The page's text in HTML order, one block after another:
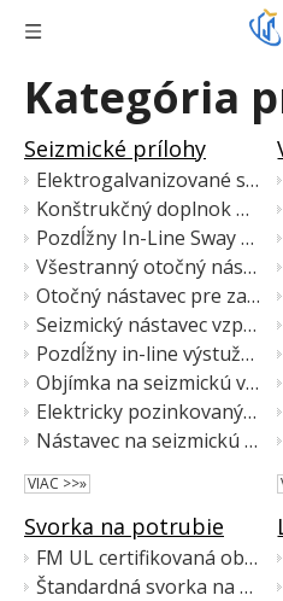
Kategória
Seizmické prílohy
Elektrogalvanizované seizmické podporné potrubie UTT63
Konštrukčný doplnok UTT10Q
Pozdĺžny In-Line Sway Beace Attachment
Všestranný otočný nástavec UTT1401 s elektrogalvanizovanou povrchovou úpravou
Otočný nástavec pre zadržiavanie vetvy požiarneho postrekovača
Seizmický nástavec vzpery pre požiarne postrekovače
Pozdĺžny in-line výstužný nástavec pre zavlažovacie potrubia
Objímka na seizmickú výstuž z uhlíkovej ocele a tvárnej liatiny
Elektricky pozinkovaný adaptér lúča pre vystuženie proti výkyvom postrekovača
Nástavec na seizmickú konštrukciu z uhlíkovej ocele na vystuženie potrubia
VIAC >>»
Svorka na potrubie
FM UL certifikovaná objímka na pozinkované potrubie s dvomi skrutkami UTT60
Štandardná svorka na sedlo UTT82